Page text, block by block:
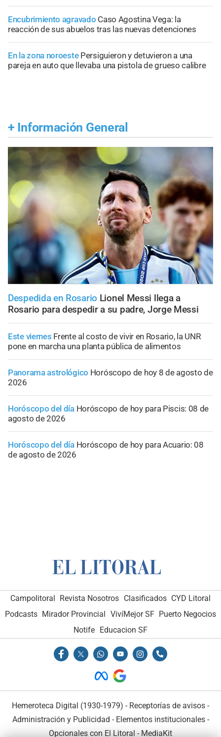
Encubrimiento agravado Caso Agostina Vega: la
reacción de sus abuelos tras las nuevas detenciones
En la zona noroeste Persiguieron y detuvieron a una
pareja en auto que llevaba una pistola de grueso calibre
+ Información General
Despedida en Rosario Lionel Messi llega a
Rosario para despedir a su padre, Jorge Messi
Este viernes Frente al costo de vivir en Rosario, la UNR
pone en marcha una planta pública de alimentos
Panorama astrológico Horóscopo de hoy 8 de agosto de
2026
Horóscopo del día Horóscopo de hoy para Piscis: 08 de
agosto de 2026
Horóscopo del día Horóscopo de hoy para Acuario: 08
de agosto de 2026
Campolitoral Revista Nosotros Clasificados CYD Litoral
Podcasts Mirador Provincial VivíMejor SF Puerto Negocios
Notife Educacion SF
Hemeroteca Digital (1930-1979) - Receptorías de avisos -
Administración y Publicidad - Elementos institucionales-
Opcionales con El Litoral - MediaKit